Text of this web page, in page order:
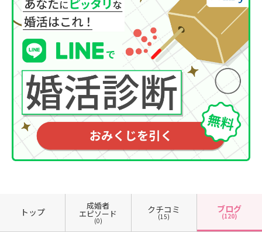
トップ
成婚者
エピソード
(0)
クチコミ
(15)
ブログ
(120)